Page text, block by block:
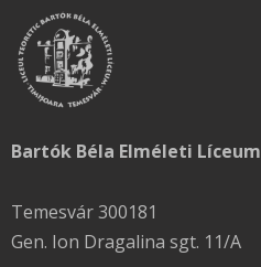
Bartók Béla Elméleti Líceum
Temesvár 300181
Gen. Ion Dragalina sgt. 11/A